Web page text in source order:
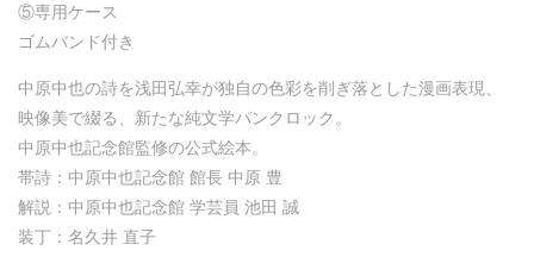
⑤専用ケース
ゴムバンド付き
中原中也の詩を浅田弘幸が独自の色彩を削ぎ落とした漫画表現、
映像美で綴る、新たな純文学パンクロック。
中原中也記念館監修の公式絵本。
帯詩：中原中也記念館 館長 中原 豊
解説：中原中也記念館 学芸員 池田 誠
装丁：名久井 直子